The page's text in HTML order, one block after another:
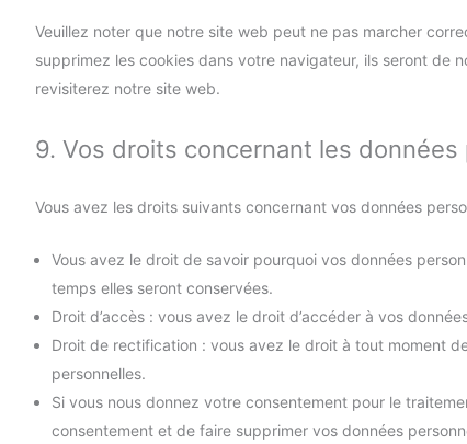
Veuillez noter que notre site web peut ne pas marcher
supprimez les cookies dans votre navigateur, ils seront de
revisiterez notre site web.
9. Vos droits concernant les données
Vous avez les droits suivants concernant vos données
Vous avez le droit de savoir pourquoi vos données
temps elles seront conservées.
Droit d’accès : vous avez le droit d’accéder à vos
Droit de rectification : vous avez le droit à tout moment
personnelles.
Si vous nous donnez votre consentement pour le
consentement et de faire supprimer vos données